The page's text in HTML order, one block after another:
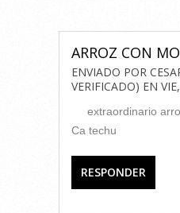
ARROZ CON
ENVIADO POR
VERIFICADO) EN
extraordinario
Ca techu
RESPONDER